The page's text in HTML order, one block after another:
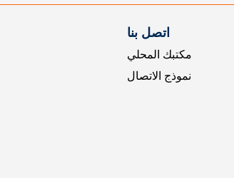
اتصل بنا
مكتبك المحلي
نموذج الاتصال